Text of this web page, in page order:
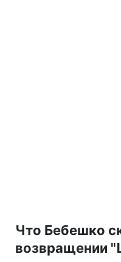
Что Бебешко
возвращении